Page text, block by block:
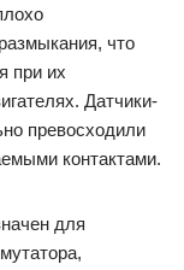
что
при их
Датчики-
превосходили
контактами.
для